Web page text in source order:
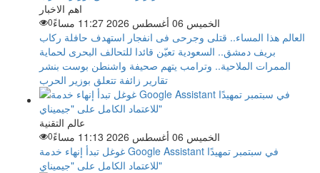
اهم الاخبار
الخميس 06 أغسطس 2026 11:27 مساءً
0
العالم هذا المساء.. قتلى وجرحى فى انفجار استهدف حافلة ركاب
بريف دمشق.. السعودية تعيّن قائدا للتحالف البحرى لحماية
الممرات الملاحية.. وترامب يتهم صحيفة واشنطن بوست بنشر
تقارير زائفة تتعلق بوزير الحرب
عالم التقنية
الخميس 06 أغسطس 2026 11:13 مساءً
0
غوغل تبدأ إنهاء خدمة Google Assistant في سبتمبر تمهيدًا
للاعتماد الكامل على "جيميناي"